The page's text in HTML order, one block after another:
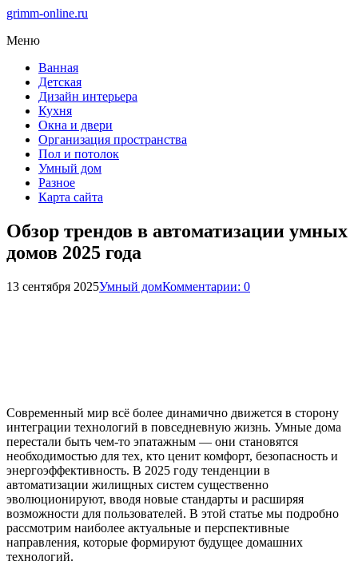
grimm-online.ru
Меню
Ванная
Детская
Дизайн интерьера
Кухня
Окна и двери
Организация пространства
Пол и потолок
Умный дом
Разное
Карта сайта
Обзор трендов в автоматизации умных
домов 2025 года
13 сентября 2025Умный домКомментарии: 0
Современный мир всё более динамично движется в сторону
интеграции технологий в повседневную жизнь. Умные дома
перестали быть чем-то эпатажным — они становятся
необходимостью для тех, кто ценит комфорт, безопасность и
энергоэффективность. В 2025 году тенденции в
автоматизации жилищных систем существенно
эволюционируют, вводя новые стандарты и расширяя
возможности для пользователей. В этой статье мы подробно
рассмотрим наиболее актуальные и перспективные
направления, которые формируют будущее домашних
технологий.